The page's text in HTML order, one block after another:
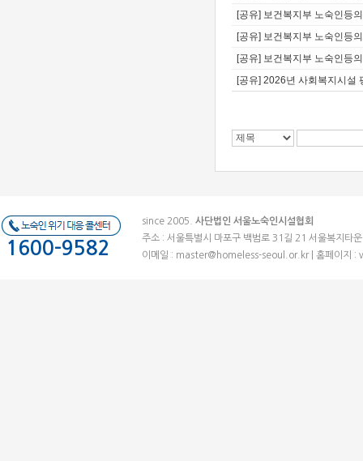
[공유] 보건복지부 노숙인등
[공유] 보건복지부 노숙인등
[공유] 보건복지부 노숙인등
[공유] 2026년 사회복지시설
1600-9582
since 2005. 사단법인 서울노숙인시설협회
주소 : 서울특별시 마포구 백범로 31길 21 서울복지
이메일 : master@homeless-seoul.or.kr| 홈페이지 :